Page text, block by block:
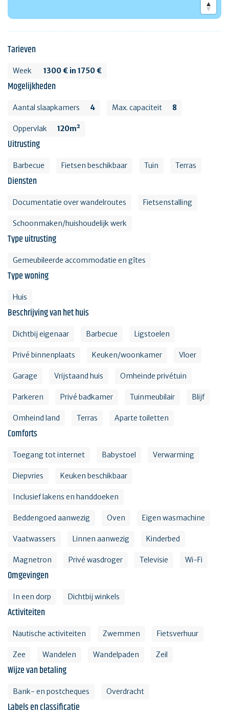
Tarieven
Week 1300 € in 1750 €
Mogelijkheden
Aantal slaapkamers 4 Max. capaciteit 8
Oppervlak 120m²
Uitrusting
Barbecue Fietsen beschikbaar Tuin Terras
Diensten
Documentatie over wandelroutes Fietsenstalling
Schoonmaken/huishoudelijk werk
Type uitrusting
Gemeubileerde accommodatie en gîtes
Type woning
Huis
Beschrijving van het huis
Dichtbij eigenaar Barbecue Ligstoelen
Privé binnenplaats Keuken/woonkamer Vloer
Garage Vrijstaand huis Omheinde privétuin
Parkeren Privé badkamer Tuinmeubilair Blijf
Omheind land Terras Aparte toiletten
Comforts
Toegang tot internet Babystoel Verwarming
Diepvries Keuken beschikbaar
Inclusief lakens en handdoeken
Beddengoed aanwezig Oven Eigen wasmachine
Vaatwassers Linnen aanwezig Kinderbed
Magnetron Privé wasdroger Televisie Wi-Fi
Omgevingen
In een dorp Dichtbij winkels
Activiteiten
Nautische activiteiten Zwemmen Fietsverhuur
Zee Wandelen Wandelpaden Zeil
Wijze van betaling
Bank- en postcheques Overdracht
Labels en classificatie